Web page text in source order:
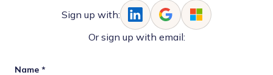
Sign up with:
Or sign up with email:
Name *